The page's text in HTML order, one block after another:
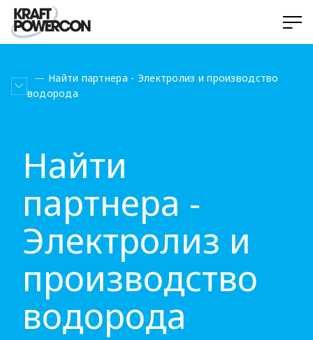
Найти партнера - Электролиз и производство
водорода
Найти
партнера -
Электролиз и
производство
водорода